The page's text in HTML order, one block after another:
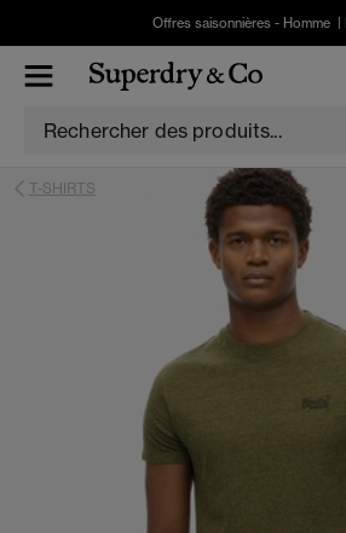
Offres saisonnières - Homme
T-SHIRTS